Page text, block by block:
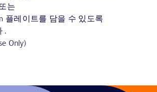
는
플레이트를 담을 수 있도록
.
Only)